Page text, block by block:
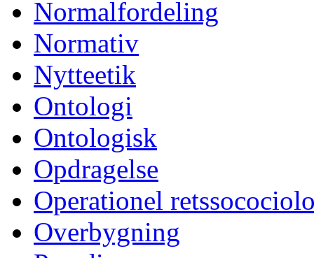
Normalfordeling
Normativ
Nytteetik
Ontologi
Ontologisk
Opdragelse
Operationel
Overbygning